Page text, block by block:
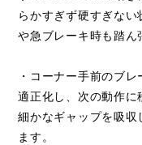
らかすぎず硬すぎな
や急ブレーキ時も踏ん
・コーナー手前のブ
適正化し、次の動作
細かなギャップを吸収
ます。